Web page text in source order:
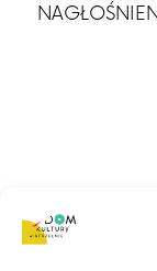
STOŁY I